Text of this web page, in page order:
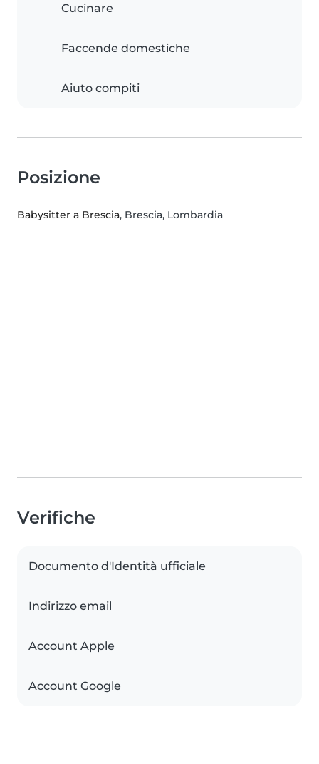
Cucinare
Faccende domestiche
Aiuto compiti
Posizione
Babysitter a Brescia, Brescia, Lombardia
Verifiche
Documento d'Identità ufficiale
Indirizzo email
Account Apple
Account Google